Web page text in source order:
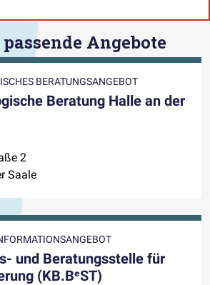
Angebote
BERATUNGSANGEBOT
Beratung Halle an der
2
Saale
und Beratungsstelle für
(KB.BᵉST)